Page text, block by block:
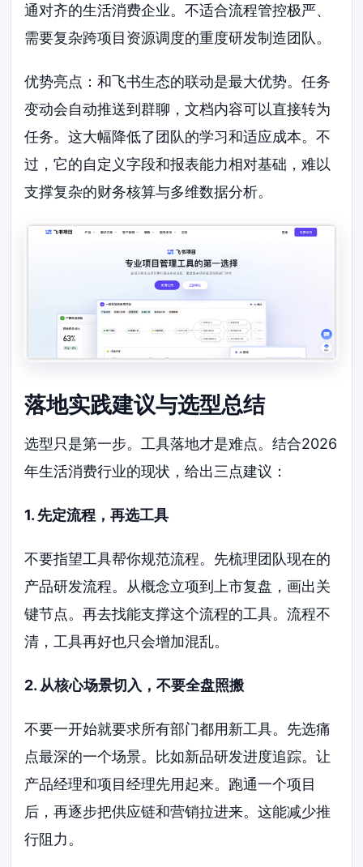
通对齐的生活消费企业。不适合流程管控极严、
需要复杂跨项目资源调度的重度研发制造团队。
优势亮点：和飞书生态的联动是最大优势。任务
变动会自动推送到群聊，文档内容可以直接转为
任务。这大幅降低了团队的学习和适应成本。不
过，它的自定义字段和报表能力相对基础，难以
支撑复杂的财务核算与多维数据分析。
落地实践建议与选型总结
选型只是第一步。工具落地才是难点。结合2026
年生活消费行业的现状，给出三点建议：
1. 先定流程，再选工具
不要指望工具帮你规范流程。先梳理团队现在的
产品研发流程。从概念立项到上市复盘，画出关
键节点。再去找能支撑这个流程的工具。流程不
清，工具再好也只会增加混乱。
2. 从核心场景切入，不要全盘照搬
不要一开始就要求所有部门都用新工具。先选痛
点最深的一个场景。比如新品研发进度追踪。让
产品经理和项目经理先用起来。跑通一个项目
后，再逐步把供应链和营销拉进来。这能减少推
行阻力。